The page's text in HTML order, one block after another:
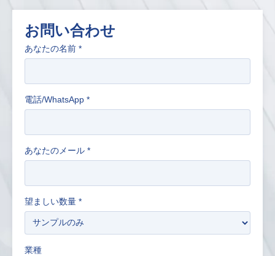
お問い合わせ
あなたの名前 *
電話/WhatsApp *
あなたのメール *
望ましい数量 *
業種